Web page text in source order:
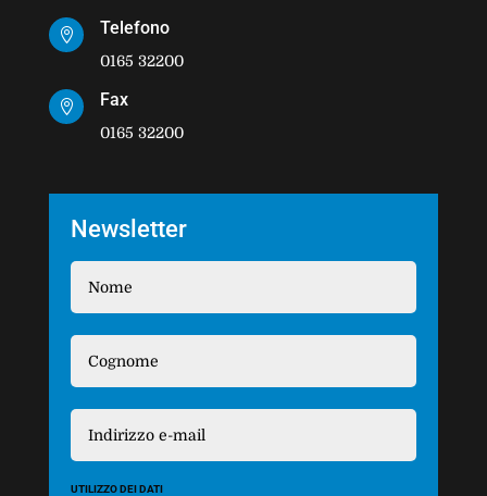
 Telefono
0165 32200
 Fax
0165 32200
Newsletter
UTILIZZO DEI DATI